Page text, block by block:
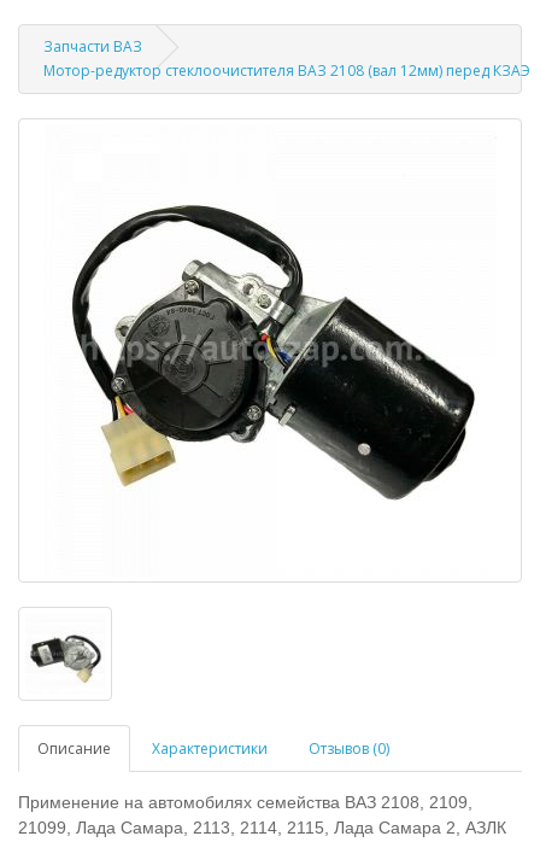
Запчасти ВАЗ
Мотор-редуктор стеклоочистителя ВАЗ 2108 (вал 12мм) перед КЗАЭ
Описание Характеристики Отзывов (0)
Применение на автомобилях семейства ВАЗ 2108, 2109,
21099, Лада Самара, 2113, 2114, 2115, Лада Самара 2, АЗЛК